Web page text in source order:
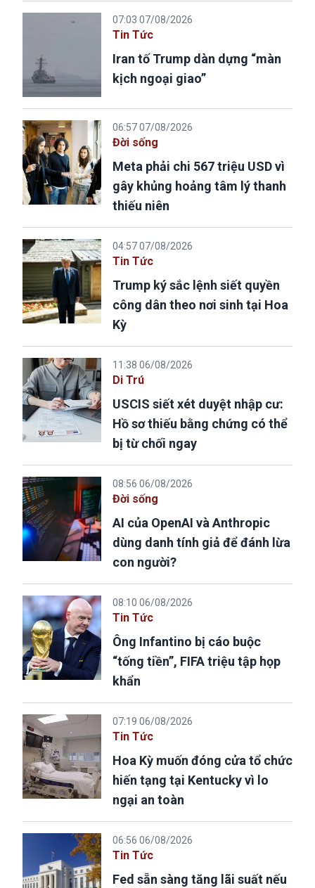
07:03 07/08/2026
Tin Tức
Iran tố Trump dàn dựng “màn
kịch ngoại giao”
06:57 07/08/2026
Đời sống
Meta phải chi 567 triệu USD vì
gây khủng hoảng tâm lý thanh
thiếu niên
04:57 07/08/2026
Tin Tức
Trump ký sắc lệnh siết quyền
công dân theo nơi sinh tại Hoa
Kỳ
11:38 06/08/2026
Di Trú
USCIS siết xét duyệt nhập cư:
Hồ sơ thiếu bằng chứng có thể
bị từ chối ngay
08:56 06/08/2026
Đời sống
AI của OpenAI và Anthropic
dùng danh tính giả để đánh lừa
con người?
08:10 06/08/2026
Tin Tức
Ông Infantino bị cáo buộc
“tống tiền”, FIFA triệu tập họp
khẩn
07:19 06/08/2026
Tin Tức
Hoa Kỳ muốn đóng cửa tổ chức
hiến tạng tại Kentucky vì lo
ngại an toàn
06:56 06/08/2026
Tin Tức
Fed sẵn sàng tăng lãi suất nếu